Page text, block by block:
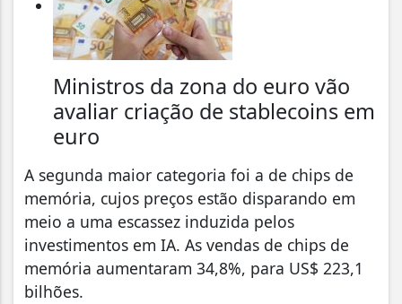
Ministros da zona do euro vão
avaliar criação de stablecoins em
euro
A segunda maior categoria foi a de chips de
memória, cujos preços estão disparando em
meio a uma escassez induzida pelos
investimentos em IA. As vendas de chips de
memória aumentaram 34,8%, para US$ 223,1
bilhões.